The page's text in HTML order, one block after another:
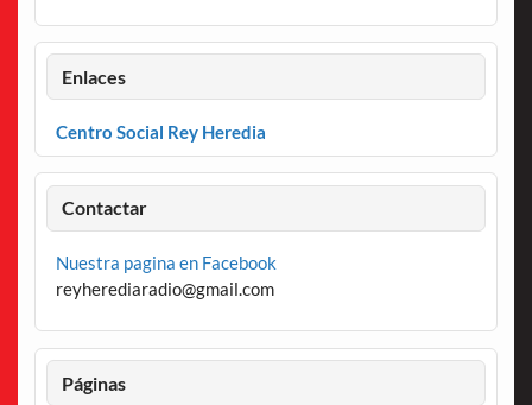
Enlaces
Centro Social Rey Heredia
Contactar
Nuestra pagina en Facebook
reyherediaradio@gmail.com
Páginas